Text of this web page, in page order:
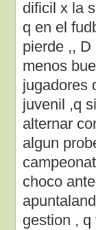
dificil x la
q en el
pierde ,,
menos
jugadores
juvenil ,q
alternar
algun
choco
gestion ,